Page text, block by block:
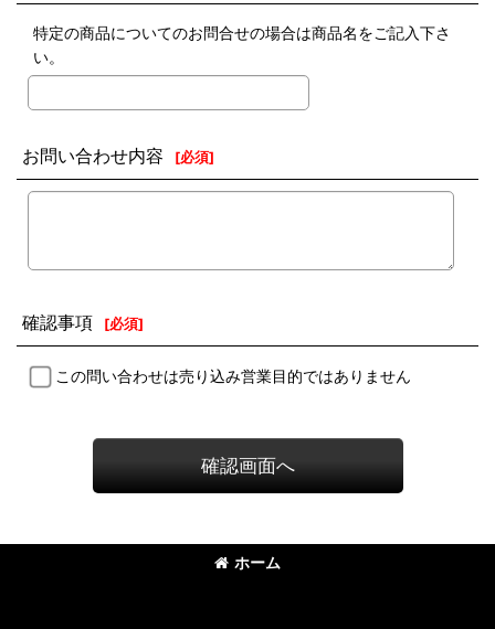
特定の商品についてのお問合せの場合は商品名をご記入下さ
い。
お問い合わせ内容 [必須]
確認事項 [必須]
この問い合わせは売り込み営業目的ではありません
確認画面へ
ホーム